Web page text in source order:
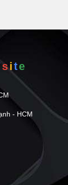
site
- HCM